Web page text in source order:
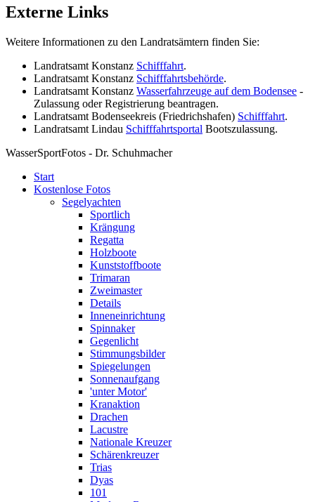
Externe Links
Weitere Informationen zu den Landratsämtern finden Sie:
Landratsamt Konstanz Schifffahrt.
Landratsamt Konstanz Schifffahrtsbehörde.
Landratsamt Konstanz Wasserfahrzeuge auf dem Bodensee -
Zulassung oder Registrierung beantragen.
Landratsamt Bodenseekreis (Friedrichshafen) Schifffahrt.
Landratsamt Lindau Schifffahrtsportal Bootszulassung.
WasserSportFotos - Dr. Schuhmacher
Start
Kostenlose Fotos
Segelyachten
Sportlich
Krängung
Regatta
Holzboote
Kunststoffboote
Trimaran
Zweimaster
Details
Inneneinrichtung
Spinnaker
Gegenlicht
Stimmungsbilder
Spiegelungen
Sonnenaufgang
'unter Motor'
Kranaktion
Drachen
Lacustre
Nationale Kreuzer
Schärenkreuzer
Trias
Dyas
101